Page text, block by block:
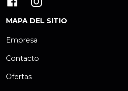
MAPA DEL SITIO
Empresa
Contacto
Ofertas